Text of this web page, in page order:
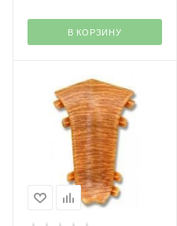
В КОРЗИНУ